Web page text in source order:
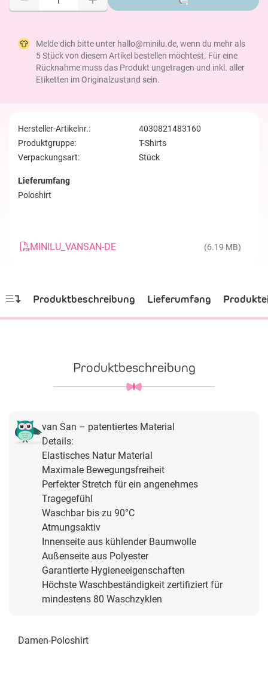
Melde dich bitte unter hallo@minilu.de, wenn du mehr als
5 Stück von diesem Artikel bestellen möchtest. Für eine
Rücknahme muss das Produkt ungetragen und inkl. aller
Etiketten im Originalzustand sein.
Hersteller-Artikelnr.:
4030821483160
Produktgruppe:
T-Shirts
Verpackungsart:
Stück
Lieferumfang
Poloshirt
MINILU_VANSAN-DE (6.19 MB)
Produktbeschreibung Lieferumfang
Produktbeschreibung
van San – patentiertes Material
Details:
Elastisches Natur Material
Maximale Bewegungsfreiheit
Perfekter Stretch für ein angenehmes
Tragegefühl
Waschbar bis zu 90°C
Atmungsaktiv
Innenseite aus kühlender Baumwolle
Außenseite aus Polyester
Garantierte Hygieneeigenschaften
Höchste Waschbeständigkeit zertifiziert für
mindestens 80 Waschzyklen
Damen-Poloshirt